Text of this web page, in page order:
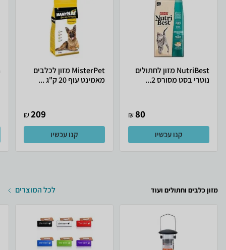
NutriBest מזון לחתולים
נוטרי בסט מסורס 2...
80
₪
קנו עכשיו
MisterPet מזון לכלבים
מאמינט עוף 20 ק"ג ...
209
₪
קנו עכשיו
מזון כלבים וחתולים ועוד לכל המוצרים